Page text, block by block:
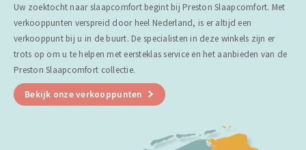
Uw zoektocht naar slaapcomfort begint bij Preston Slaapcomfort. Met
verkooppunten verspreid door heel Nederland, is er altijd een
verkooppunt bij u in de buurt. De specialisten in deze winkels zijn er
trots op om u te helpen met eersteklas service en het aanbieden van de
Preston Slaapcomfort collectie.
Bekijk onze verkooppunten